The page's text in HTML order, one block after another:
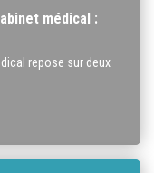
médical :
repose sur deux